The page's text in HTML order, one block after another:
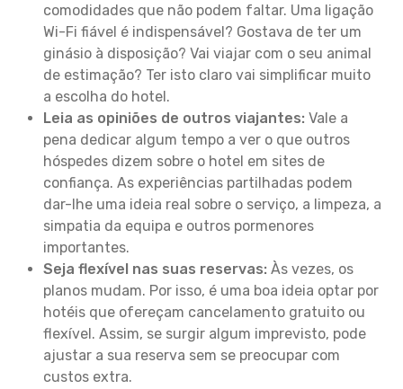
comodidades que não podem faltar. Uma ligação
Wi-Fi fiável é indispensável? Gostava de ter um
ginásio à disposição? Vai viajar com o seu animal
de estimação? Ter isto claro vai simplificar muito
a escolha do hotel.
Leia as opiniões de outros viajantes: Vale a
pena dedicar algum tempo a ver o que outros
hóspedes dizem sobre o hotel em sites de
confiança. As experiências partilhadas podem
dar-lhe uma ideia real sobre o serviço, a limpeza, a
simpatia da equipa e outros pormenores
importantes.
Seja flexível nas suas reservas: Às vezes, os
planos mudam. Por isso, é uma boa ideia optar por
hotéis que ofereçam cancelamento gratuito ou
flexível. Assim, se surgir algum imprevisto, pode
ajustar a sua reserva sem se preocupar com
custos extra.